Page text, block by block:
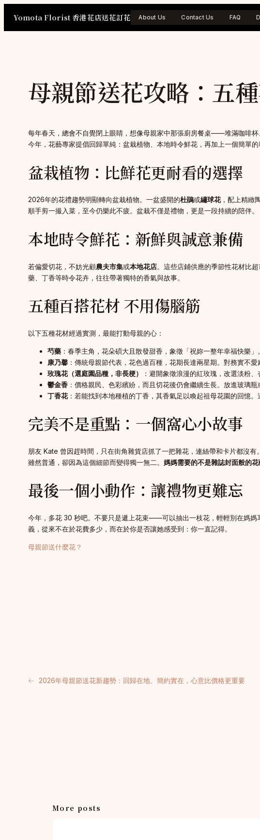
Yomota Florist 香港花店送花訂花 About Us Contact Us FAQ
母親節送花攻略：五
每年春天，總會不自覺閉上眼睛，想像母親家中那張廚房餐桌——堆滿咖啡
今年，花藝專家提倡回歸單純：盆栽植物、本地時令鮮花，再加上一個簡單的
盆栽植物：比鮮花更耐看的選擇
2026年的花禮趨勢明顯轉向盆栽植物。一盆盛開的杜鵑或繡球花，配上精緻
順手剪一撮入菜，至今仍樂此不疲。盆栽不僅是禮物，更是一段持續的陪伴。
本地時令鮮花：新鮮與誠意兼備
若偏愛切花，不妨光顧農夫市集或本地花店。這些店鋪供應的季節性花材比
藥、丁香等時令花卉，往往帶著獨特的香氣與故事。
五種百搭花材 不用傷腦筋
以下五種花材經過實測，最能打動母親的心：
芍藥 ：春季主角，花朵碩大且散發甜香，象徵「祝妳一整年幸福快樂
康乃馨 ：傳統母親節代表，花色過百種，花期長達兩星期。對務實不
玫瑰花（選庭園品種，非長梗）
：避開象徵浪漫的紅玫瑰，改選淡粉
鬱金香 ：價格親民、色彩繽紛，而且切花後仍會繼續生長。放進玻璃
丁香花：若能找到本地種植的丁香，其香氣足以喚起祖母花園的回憶。
完美不是重點：一個窩心小故事
朋友 Kate 曾因趕時間，只在街角雜貨店抓了一把雜花，連絲帶和卡片都沒
雖然普通，卻因為這個細節而變得獨一無二。 媽媽需要的不是雜誌封面般的
最後一個小動作：讓禮物更難忘
今年，多花 30 秒吧。不要只是遞上花束——可以抽出一枝花，輕輕別在媽媽
義，從來不在於花費多少，而在於你是否讓她感受到：你一直記得。
母親節送什麼花？
← 2026年母親節送花新趨勢：回歸在地、簡約實在，心意比價格更重要
More posts